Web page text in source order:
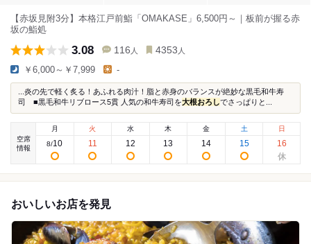
【赤坂見附3分】本格江戸前鮨「OMAKASE」6,500円～｜板前が握る赤
坂の鮨処
3.08 116 人 4353 人
￥6,000～￥7,999 -
...炎の先で軽く炙る！あふれる肉汁！脂と赤身のバランスが絶妙な黒毛和牛寿
司 ■黒毛和牛リブロース5貫 人気の和牛寿司を大根おろしでさっぱりと...
空席
情報
月
8/10
火
11
水
12
木
13
金
14
土
15
日
16
おいしいお店を発見